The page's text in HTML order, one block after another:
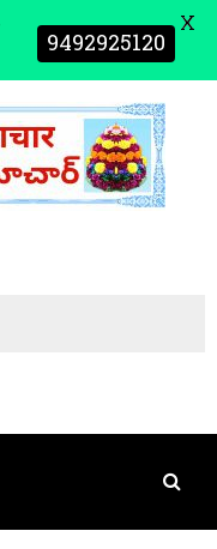
9492925120 X